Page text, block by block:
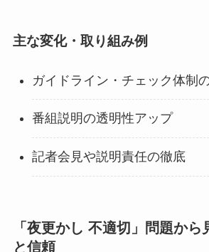
主な変化・取り組み例
ガイドライン・チェック体制
番組説明の透明性アップ
記者会見や説明責任の徹底
「夜更かし 不適切」問題から
と信頼